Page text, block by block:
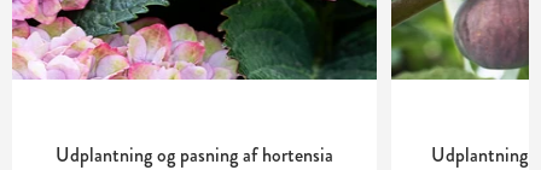
Udplantning og pasning af hortensia Udplantning